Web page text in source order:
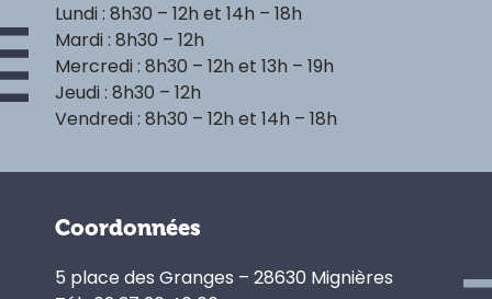
Lundi : 8h30 – 12h et 14h – 18h
Mardi : 8h30 – 12h
Mercredi : 8h30 – 12h et 13h – 19h
Jeudi : 8h30 – 12h
Vendredi : 8h30 – 12h et 14h – 18h
Coordonnées
5 place des Granges – 28630 Mignières